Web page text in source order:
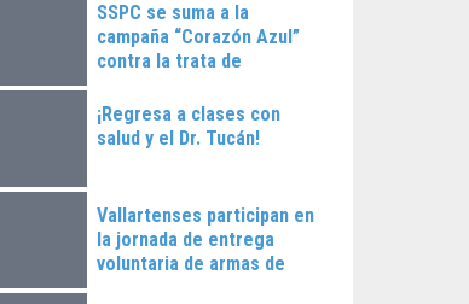
SSPC se suma a la
campaña “Corazón Azul”
contra la trata de
¡Regresa a clases con
salud y el Dr. Tucán!
Vallartenses participan en
la jornada de entrega
voluntaria de armas de